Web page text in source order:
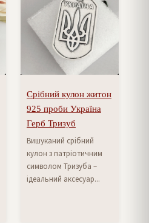
Срібний кулон житон
925 проби Україна
Герб Тризуб
Вишуканий срібний
кулон з патріотичним
символом Тризуба –
ідеальний аксесуар...